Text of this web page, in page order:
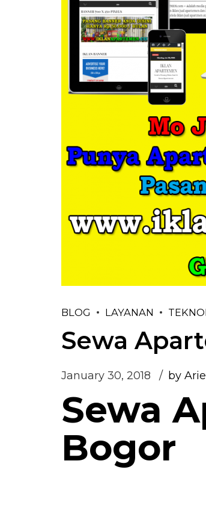
BLOG LAYANAN
Sewa
January 30, 2018 by
Sewa
Bogor